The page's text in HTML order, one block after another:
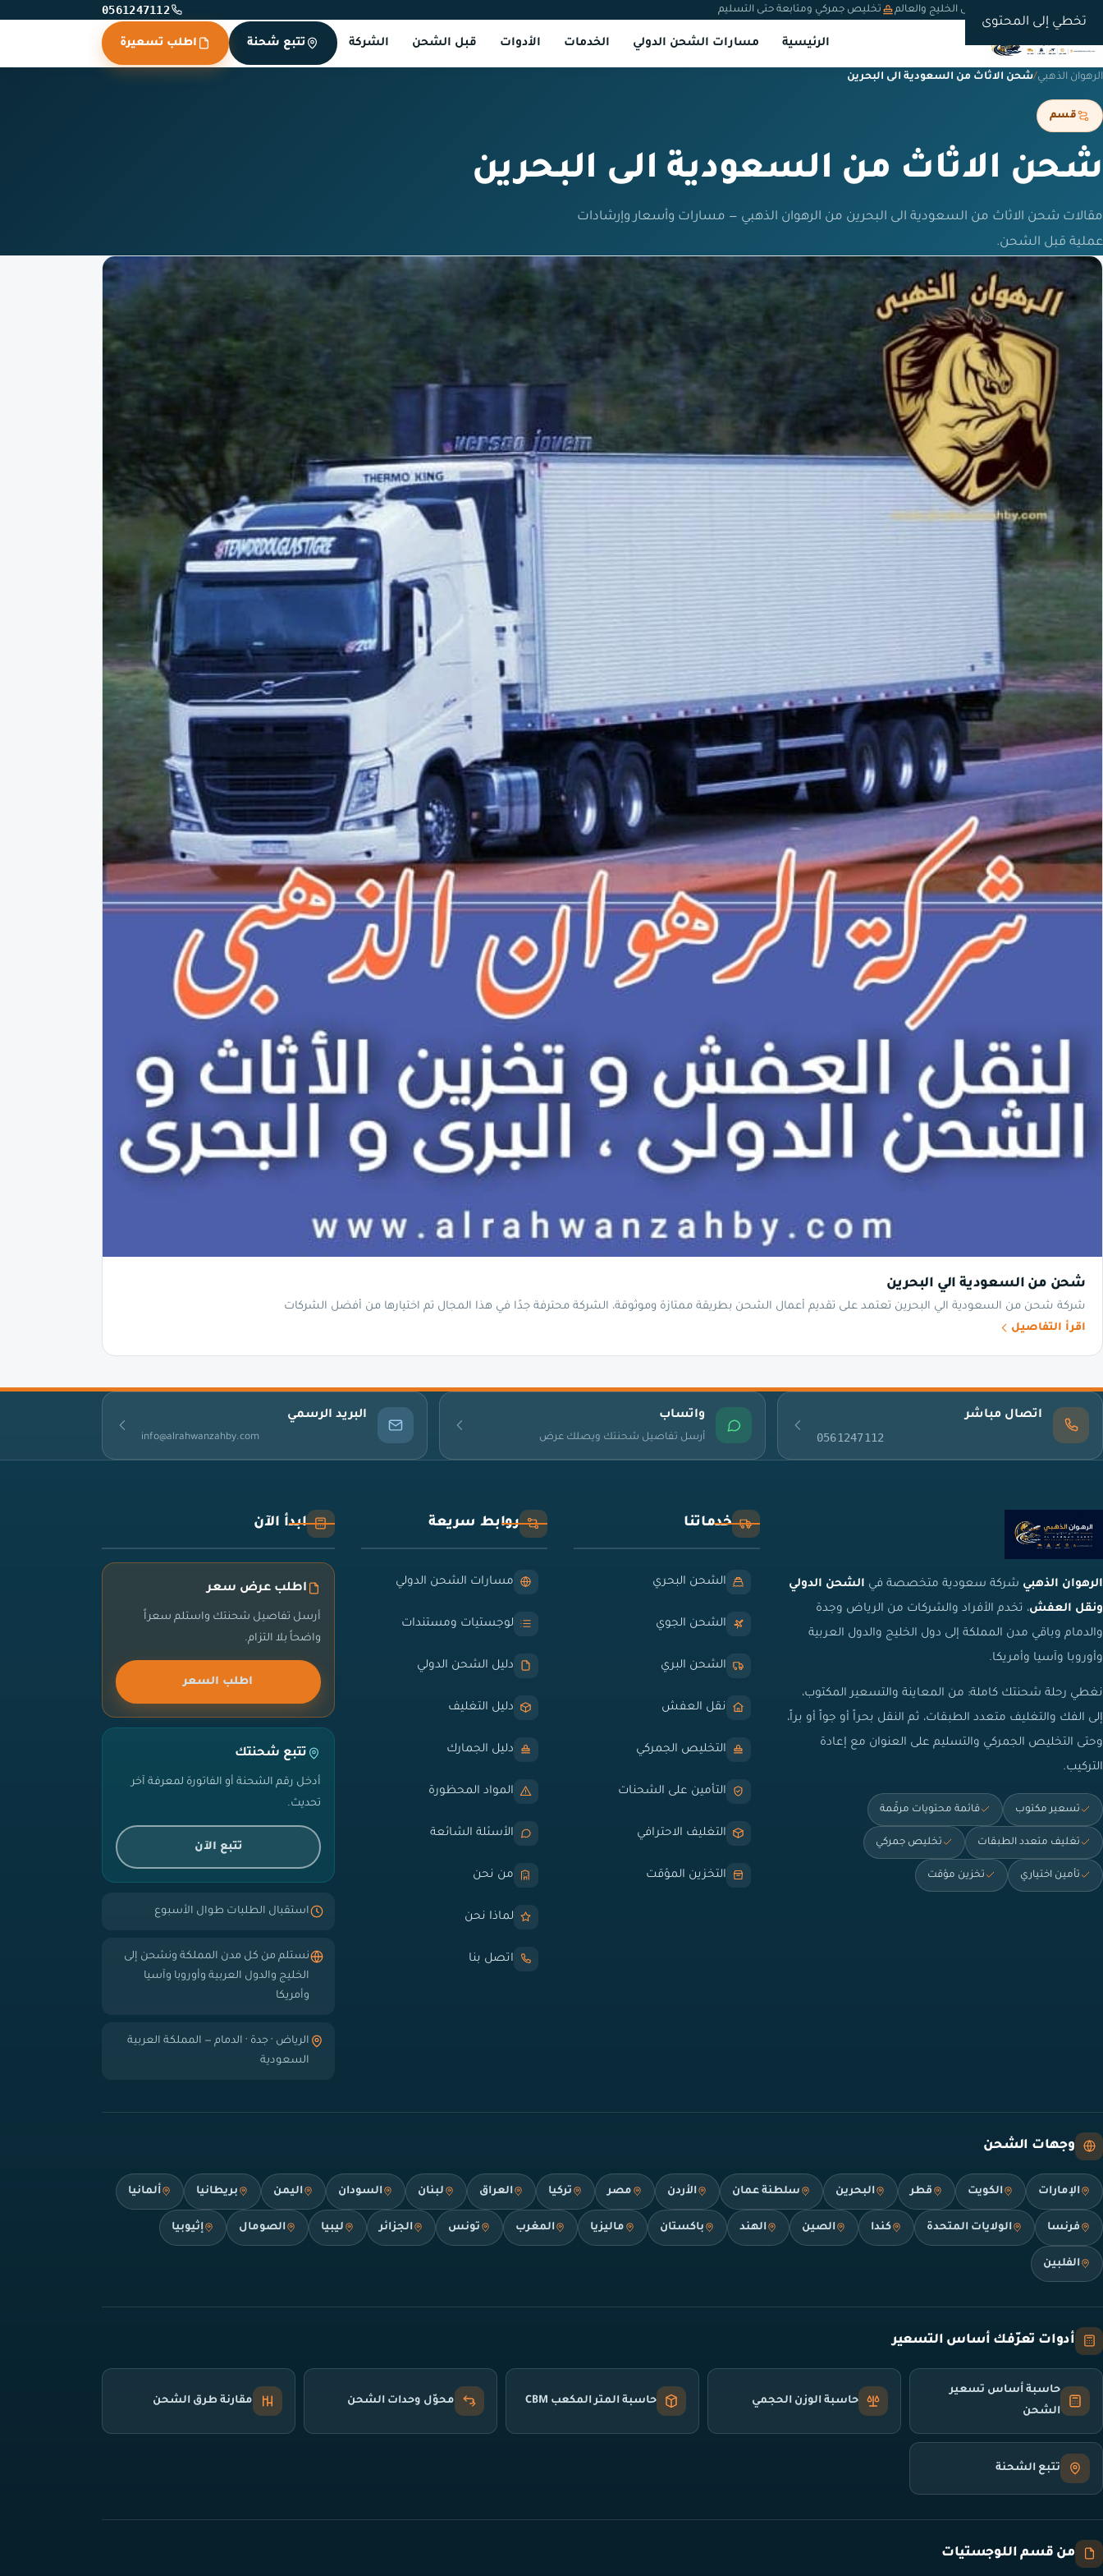
تخطي إلى المحتوى
شحن دولي من السعودية إلى الخليج والعالم تخليص جمركي ومتابعة حتى التسليم 0561247112
الرئيسية مسارات الشحن الدولي الخدمات الأدوات قبل الشحن الشركة تتبع شحنة اطلب تسعيرة
الرهوان الذهبي/شحن الاثاث من السعودية الى البحرين
قسم
شحن الاثاث من السعودية الى البحرين
مقالات شحن الاثاث من السعودية الى البحرين من الرهوان الذهبي — مسارات وأسعار وإرشادات
عملية قبل الشحن.
شحن من السعودية الي البحرين
شركة شحن من السعودية الي البحرين تعتمد على تقديم أعمال الشحن بطريقة ممتازة وموثوقة، الشركة محترفة جدًا في هذا المجال تم اختيارها من أفضل الشركات
اقرأ التفاصيل
اتصال مباشر
0561247112
واتساب
أرسل تفاصيل شحنتك ويصلك عرض
البريد الرسمي
info@alrahwanzahby.com
الرهوان الذهبي شركة سعودية متخصصة في الشحن الدولي
ونقل العفش، تخدم الأفراد والشركات من الرياض وجدة
والدمام وباقي مدن المملكة إلى دول الخليج والدول العربية
وأوروبا وآسيا وأمريكا.
نغطي رحلة شحنتك كاملة: من المعاينة والتسعير المكتوب،
إلى الفك والتغليف متعدد الطبقات، ثم النقل بحراً أو جواً أو براً،
وحتى التخليص الجمركي والتسليم على العنوان مع إعادة
التركيب.
تسعير مكتوب قائمة محتويات مرقّمة
تغليف متعدد الطبقات تخليص جمركي
تأمين اختياري تخزين مؤقت
خدماتنا
الشحن البحري
الشحن الجوي
الشحن البري
نقل العفش
التخليص الجمركي
التأمين على الشحنات
التغليف الاحترافي
التخزين المؤقت
روابط سريعة
مسارات الشحن الدولي
لوجستيات ومستندات
دليل الشحن الدولي
دليل التغليف
دليل الجمارك
المواد المحظورة
الأسئلة الشائعة
من نحن
لماذا نحن
اتصل بنا
ابدأ الآن
اطلب عرض سعر
أرسل تفاصيل شحنتك واستلم سعراً
واضحاً بلا التزام.
اطلب السعر
تتبع شحنتك
أدخل رقم الشحنة أو الفاتورة لمعرفة آخر
تحديث.
تتبع الآن
استقبال الطلبات طوال الأسبوع
نستلم من كل مدن المملكة ونشحن إلى
الخليج والدول العربية وأوروبا وآسيا
وأمريكا
الرياض · جدة · الدمام — المملكة العربية
السعودية
وجهات الشحن
الإمارات الكويت قطر البحرين سلطنة عمان الأردن مصر تركيا العراق لبنان السودان اليمن بريطانيا ألمانيا
فرنسا الولايات المتحدة كندا الصين الهند باكستان ماليزيا المغرب تونس الجزائر ليبيا الصومال إثيوبيا
الفلبين
أدوات تعرّفك أساس التسعير
حاسبة أساس تسعير
الشحن
حاسبة الوزن الحجمي حاسبة المتر المكعب CBM محوّل وحدات الشحن مقارنة طرق الشحن
تتبع الشحنة
من قسم اللوجستيات